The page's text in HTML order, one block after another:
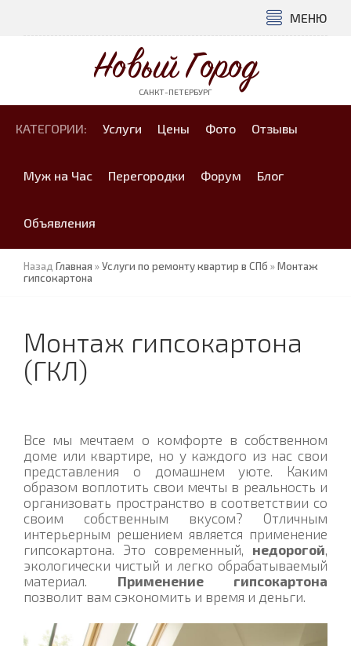
МЕНЮ
Новый Город
САНКТ-ПЕТЕРБУРГ
КАТЕГОРИИ: Услуги Цены Фото Отзывы
Муж на Час Перегородки Форум Блог
Объявления
Назад Главная »Услуги по ремонту квартир в СПб »Монтаж
гипсокартона
Монтаж гипсокартона
(ГКЛ)
Все мы мечтаем о комфорте в собственном
доме или квартире, но у каждого из нас свои
представления о домашнем уюте. Каким
образом воплотить свои мечты в реальность и
организовать пространство в соответствии со
своим собственным вкусом? Отличным
интерьерным решением является применение
гипсокартона. Это современный, недорогой,
экологически чистый и легко обрабатываемый
материал. Применение гипсокартона
позволит вам сэкономить и время и деньги.